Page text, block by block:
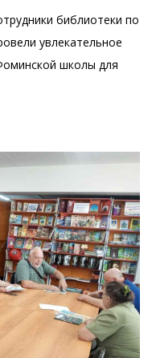
библиотеки по
увлекательное
школы для